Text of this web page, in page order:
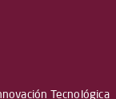
Tecnológica